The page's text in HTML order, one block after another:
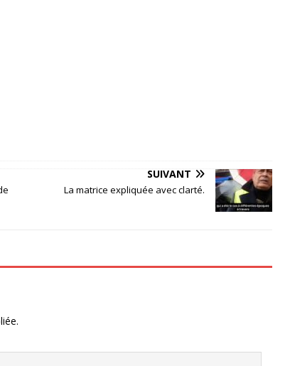
SUIVANT
La matrice expliquée avec clarté.